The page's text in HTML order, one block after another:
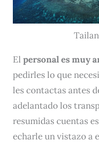
El personal es muy
pedirles lo que
les contactas antes
adelantado los
resumidas cuentas
echarle un vistazo a